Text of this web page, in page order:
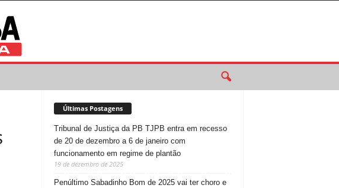
Últimas Postagens
Tribunal de Justiça da PB TJPB entra em recesso
de 20 de dezembro a 6 de janeiro com
funcionamento em regime de plantão
19 de dezembro de 2025
Penúltimo Sabadinho Bom de 2025 vai ter choro e